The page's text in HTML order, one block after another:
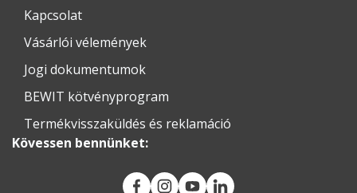
Kapcsolat
Vásárlói vélemények
Jogi dokumentumok
BEWIT kötvényprogram
Termékvisszaküldés és reklamáció
Kövessen bennünket: